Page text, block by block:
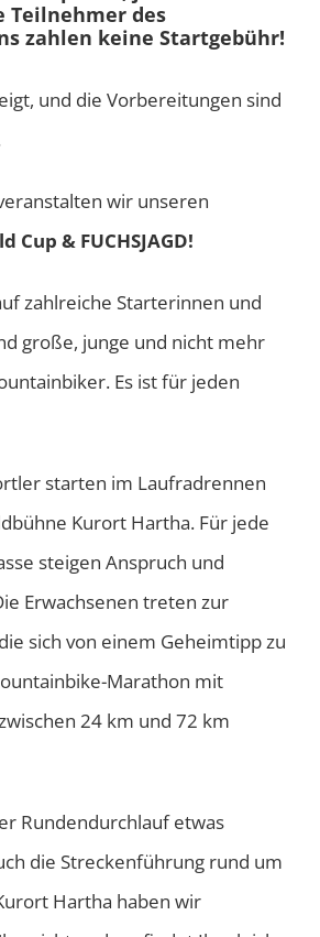
Teilnehmer des
zahlen keine Startgebühr!
und die Vorbereitungen sind
wir unseren
Cup & FUCHSJAGD!
zahlreiche Starterinnen und
große, junge und nicht mehr
Es ist für jeden
starten im Laufradrennen
Kurort Hartha. Für jede
steigen Anspruch und
Erwachsenen treten zur
die sich von einem Geheimtipp zu
Marathon mit
24 km und 72 km
Rundendurchlauf etwas
die Streckenführung rund um
Hartha haben wir